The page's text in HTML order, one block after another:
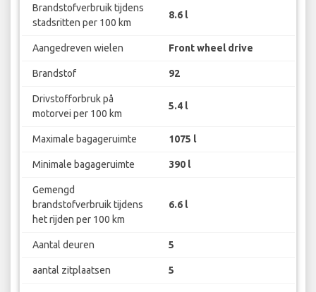
Brandstofverbruik tijdens
stadsritten per 100 km
8.6 l
Aangedreven wielen Front wheel drive
Brandstof 92
Drivstofforbruk på
motorvei per 100 km
5.4 l
Maximale bagageruimte 1075 l
Minimale bagageruimte 390 l
Gemengd
brandstofverbruik tijdens
het rijden per 100 km
6.6 l
Aantal deuren 5
aantal zitplaatsen 5